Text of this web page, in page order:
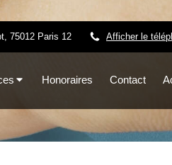
Afficher le
75012 Paris 12
Honoraires Contact